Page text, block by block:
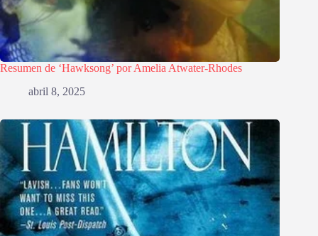
Resumen de ‘Hawksong’ por Amelia Atwater-Rhodes
abril 8, 2025